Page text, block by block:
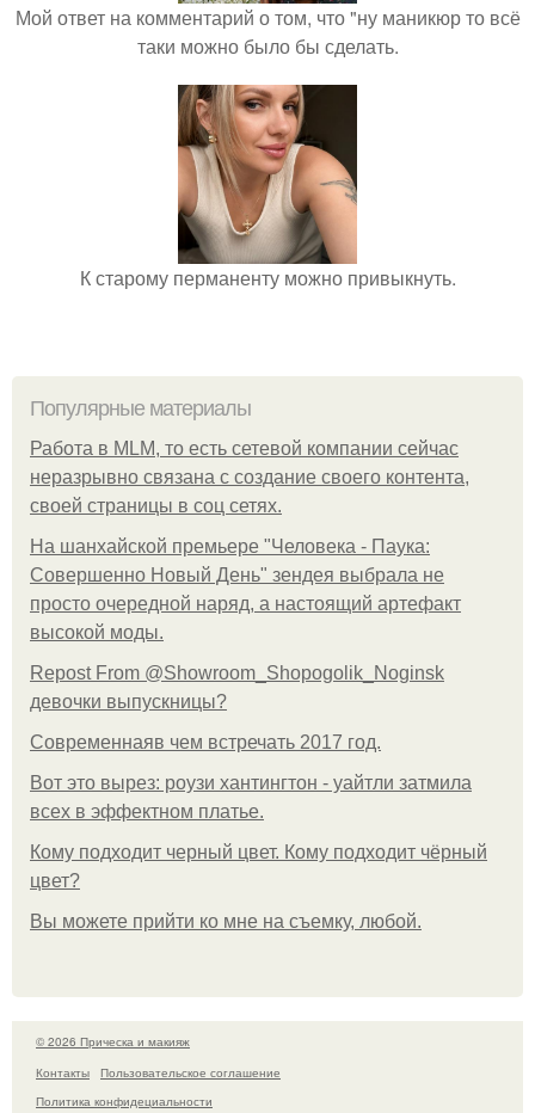
Мой ответ на комментарий о том, что "ну маникюр то всё
таки можно было бы сделать.
К старому перманенту можно привыкнуть.
Популярные материалы
Работа в MLM, то есть сетевой компании сейчас
неразрывно связана с создание своего контента,
своей страницы в соц сетях.
На шанхайской премьере "Человека - Паука:
Совершенно Новый День" зендея выбрала не
просто очередной наряд, а настоящий артефакт
высокой моды.
Repost From @Showroom_Shopogolik_Noginsk
девочки выпускницы?
Современнаяв чем встречать 2017 год.
Вот это вырез: роузи хантингтон - уайтли затмила
всех в эффектном платьe.
Кому подходит черный цвет. Кому подходит чёрный
цвет?
Вы можете прийти ко мне на съемку, любой.
© 2026 Прическа и макияж
Контакты
Пользовательское соглашение
Политика конфидециальности